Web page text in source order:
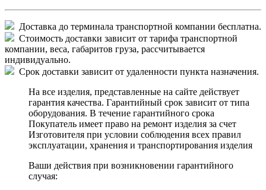
Доставка до терминала транспортной компании бесплатна.
Стоимость доставки зависит от тарифа транспортной
компании, веса, габаритов груза, рассчитывается
индивидуально.
Срок доставки зависит от удаленности пункта назначения.
На все изделия, представленные на сайте действует
гарантия качества. Гарантийный срок зависит от типа
оборудования. В течение гарантийного срока
Покупатель имеет право на ремонт изделия за счет
Изготовителя при условии соблюдения всех правил
эксплуатации, хранения и транспортирования изделия
Ваши действия при возникновении гарантийного
случая: